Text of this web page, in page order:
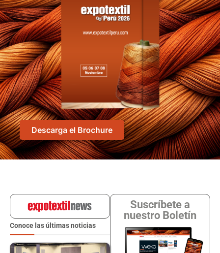
Descarga el Brochure
Suscríbete a
nuestro Boletín
Conoce las últimas noticias